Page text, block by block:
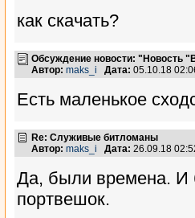
как скачать?
Обсуждение новости: "Новость
Автор: maks_i Дата: 05.10.18
Есть маленькое
Re: Служивые битломаны
Автор: maks_i Дата: 26.09.18
Да, были времена. И
портвешок.